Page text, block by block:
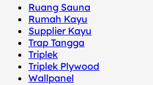
Ruang Sauna
Rumah Kayu
Supplier Kayu
Trap Tangga
Triplek
Triplek Plywood
Wallpanel